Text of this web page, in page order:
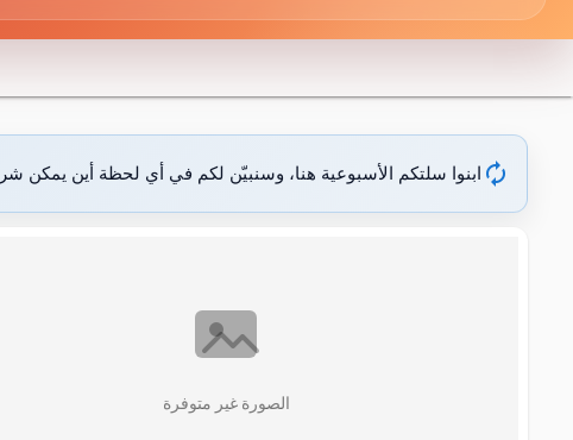
autorenew ابنوا سلتكم الأسبوعية هنا، وسنبيّن لكم في أي لحظة أين يمكن
الصورة غير متوفرة